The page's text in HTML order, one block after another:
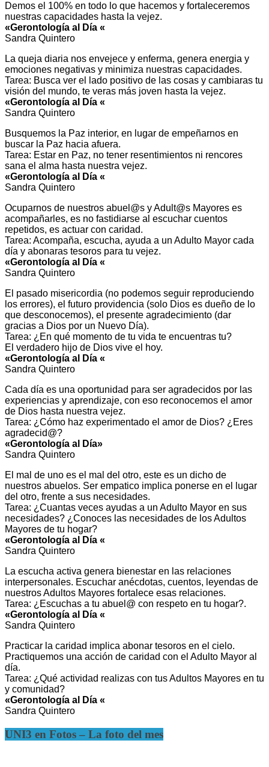
Demos el 100% en todo lo que hacemos y fortaleceremos
nuestras capacidades hasta la vejez.
«Gerontología al Día «
Sandra Quintero
La queja diaria nos envejece y enferma, genera energia y
emociones negativas y minimiza nuestras capacidades.
Tarea: Busca ver el lado positivo de las cosas y cambiaras tu
visión del mundo, te veras más joven hasta la vejez.
«Gerontología al Día «
Sandra Quintero
Busquemos la Paz interior, en lugar de empeñarnos en
buscar la Paz hacia afuera.
Tarea: Estar en Paz, no tener resentimientos ni rencores
sana el alma hasta nuestra vejez.
«Gerontología al Día «
Sandra Quintero
Ocuparnos de nuestros abuel@s y Adult@s Mayores es
acompañarles, es no fastidiarse al escuchar cuentos
repetidos, es actuar con caridad.
Tarea: Acompaña, escucha, ayuda a un Adulto Mayor cada
día y abonaras tesoros para tu vejez.
«Gerontología al Día «
Sandra Quintero
El pasado misericordia (no podemos seguir reproduciendo
los errores), el futuro providencia (solo Dios es dueño de lo
que desconocemos), el presente agradecimiento (dar
gracias a Dios por un Nuevo Día).
Tarea: ¿En qué momento de tu vida te encuentras tu?
El verdadero hijo de Dios vive el hoy.
«Gerontología al Día «
Sandra Quintero
Cada día es una oportunidad para ser agradecidos por las
experiencias y aprendizaje, con eso reconocemos el amor
de Dios hasta nuestra vejez.
Tarea: ¿Cómo haz experimentado el amor de Dios? ¿Eres
agradecid@?
«Gerontología al Día»
Sandra Quintero
El mal de uno es el mal del otro, este es un dicho de
nuestros abuelos. Ser empatico implica ponerse en el lugar
del otro, frente a sus necesidades.
Tarea: ¿Cuantas veces ayudas a un Adulto Mayor en sus
necesidades? ¿Conoces las necesidades de los Adultos
Mayores de tu hogar?
«Gerontología al Día «
Sandra Quintero
La escucha activa genera bienestar en las relaciones
interpersonales. Escuchar anécdotas, cuentos, leyendas de
nuestros Adultos Mayores fortalece esas relaciones.
Tarea: ¿Escuchas a tu abuel@ con respeto en tu hogar?.
«Gerontología al Día «
Sandra Quintero
Practicar la caridad implica abonar tesoros en el cielo.
Practiquemos una acción de caridad con el Adulto Mayor al
día.
Tarea: ¿Qué actividad realizas con tus Adultos Mayores en tu
y comunidad?
«Gerontología al Día «
Sandra Quintero
UNI3 en Fotos – La foto del mes